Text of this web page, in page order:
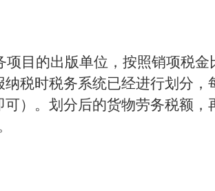
项目的出版单位，按照销项税
税时税务系统已经进行划分，
）。划分后的货物劳务税额，